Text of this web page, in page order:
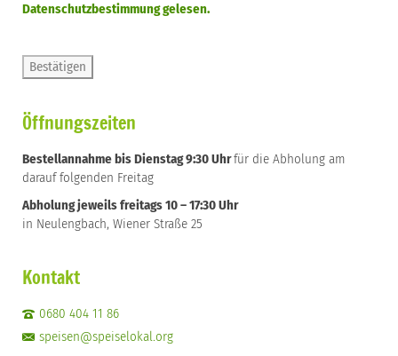
Datenschutzbestimmung gelesen.
Öffnungszeiten
Bestellannahme bis Dienstag 9:30 Uhrfür die Abholung am
darauf folgenden Freitag
Abholung jeweils freitags 10 – 17:30 Uhr
in Neulengbach, Wiener Straße 25
Kontakt
0680 404 11 86
speisen@speiselokal.org